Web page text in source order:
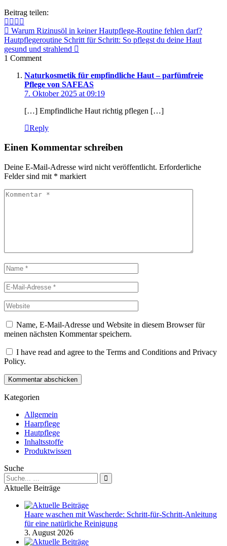
Beitrag teilen:
Warum Rizinusöl in keiner Hautpflege-Routine fehlen darf?
Hautpflegeroutine Schritt für Schritt: So pflegst du deine Haut
gesund und strahlend
1 Comment
Naturkosmetik für empfindliche Haut – parfümfreie
Pflege von SAFEAS
7. Oktober 2025 at 09:19
[…] Empfindliche Haut richtig pflegen […]
Reply
Einen Kommentar schreiben
Deine E-Mail-Adresse wird nicht veröffentlicht. Erforderliche
Felder sind mit * markiert
Name, E-Mail-Adresse und Website in diesem Browser für
meinen nächsten Kommentar speichern.
I have read and agree to the Terms and Conditions and Privacy
Policy.
Kommentar abschicken
Kategorien
Allgemein
Haarpflege
Hautpflege
Inhaltsstoffe
Produktwissen
Suche
Suche
nach:
Aktuelle Beiträge
Haare waschen mit Wascherde: Schritt-für-Schritt-Anleitung
für eine natürliche Reinigung
3. August 2026